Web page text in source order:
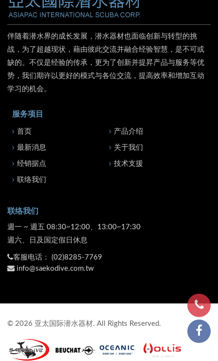
伴随着潜水界的成长发展，潜水器材也面临创新与转型的挑
战，为了超越现状，藉由彼此交流并融合经验智慧，是不可或
缺的。不仅是经验的传承，更为了创新并提昇产品与服务等优
势，我们期许以更好的模式与各位交流，提高效率和增加互动
学习的机会。
服务项目
首页 产品介绍
最新消息 关于我们
经销据点 技术支援
联络我们
联络我们
週一 ~ 週五 08:30~12:00、13:00~17:30
週六、日及国定假日休息
客服电话： (02)8285-7769
info@saekodive.com.tw
© 2026 亚太国际潜水器材. All Rights Reserved.